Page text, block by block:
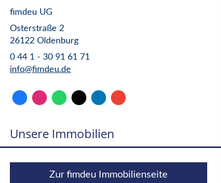
fimdeu UG
Osterstraße 2
26122 Oldenburg
0 44 1 - 30 91 61 71
info@fimdeu.de
Unsere Immobilien
Zur fimdeu Immobilienseite